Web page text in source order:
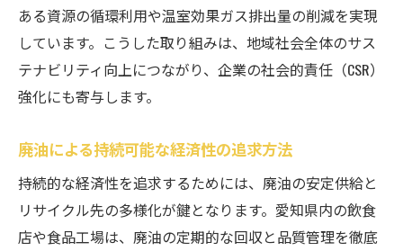
ある資源の循環利用や温室効果ガス排出量の削減を実現
しています。こうした取り組みは、地域社会全体のサス
テナビリティ向上につながり、企業の社会的責任（CSR）
強化にも寄与します。
廃油による持続可能な経済性の追求方法
持続的な経済性を追求するためには、廃油の安定供給と
リサイクル先の多様化が鍵となります。愛知県内の飲食
店や食品工場は、廃油の定期的な回収と品質管理を徹底